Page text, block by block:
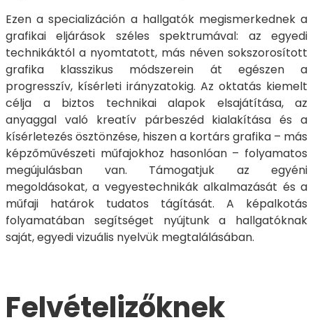
Ezen a specializáción a hallgatók megismerkednek a
grafikai eljárások széles spektrumával: az egyedi
technikáktól a nyomtatott, más néven sokszorosított
grafika klasszikus módszerein át egészen a
progresszív, kísérleti irányzatokig. Az oktatás kiemelt
célja a biztos technikai alapok elsajátítása, az
anyaggal való kreatív párbeszéd kialakítása és a
kísérletezés ösztönzése, hiszen a kortárs grafika – más
képzőművészeti műfajokhoz hasonlóan – folyamatos
megújulásban van. Támogatjuk az egyéni
megoldásokat, a vegyestechnikák alkalmazását és a
műfaji határok tudatos tágítását. A képalkotás
folyamatában segítséget nyújtunk a hallgatóknak
saját, egyedi vizuális nyelvük megtalálásában.
Felvételizőknek